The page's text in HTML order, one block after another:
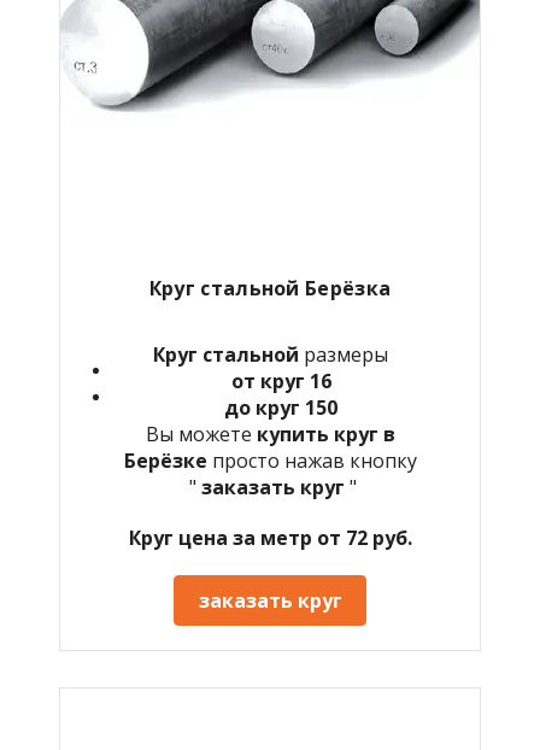
Круг стальной Берёзка
Круг стальной размеры
от круг 16
до круг 150
Вы можете купить круг в
Берёзке просто нажав кнопку
" заказать круг "
Круг цена за метр от 72 руб.
заказать круг